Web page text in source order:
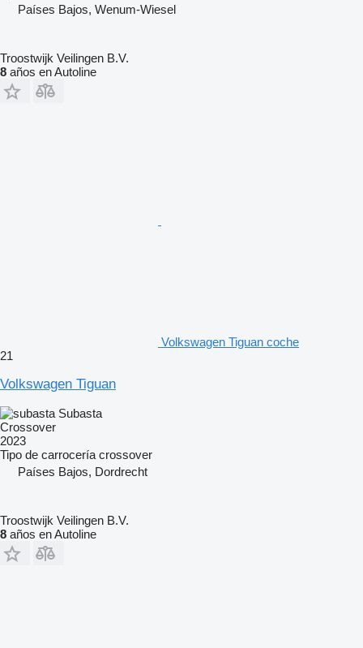
Países Bajos, Wenum-Wiesel
Troostwijk Veilingen B.V.
8 años en Autoline
Volkswagen Tiguan coche
21
Volkswagen Tiguan
Subasta
Crossover
2023
Tipo de carrocería crossover
Países Bajos, Dordrecht
Troostwijk Veilingen B.V.
8 años en Autoline